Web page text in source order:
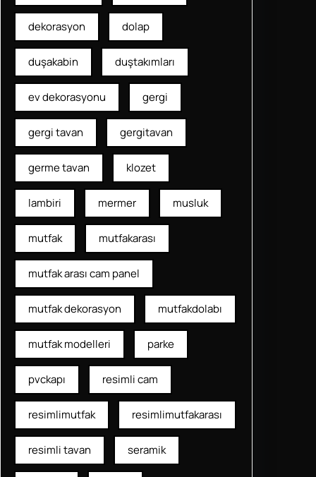
dekorasyon dolap
duşakabin duştakımları
ev dekorasyonu gergi
gergi tavan gergitavan
germe tavan klozet
lambiri mermer musluk
mutfak mutfakarası
mutfak arası cam panel
mutfak dekorasyon mutfakdolabı
mutfak modelleri parke
pvckapı resimli cam
resimlimutfak resimlimutfakarası
resimli tavan seramik